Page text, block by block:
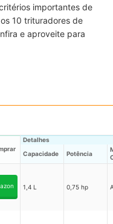
importantes de
10 trituradores de
e aproveite para
Detalhes
Capacidade
Potência
1,4 L 0,75 hp